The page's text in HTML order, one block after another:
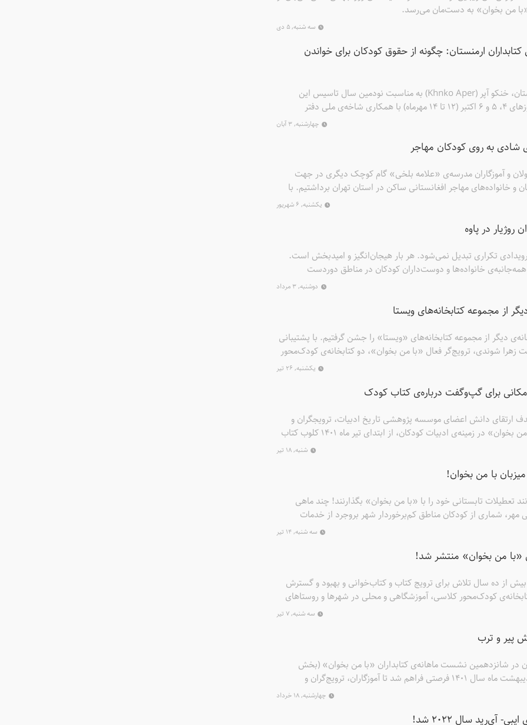
«با من بخوان» به دست‌مان می‌رسد.
سه شنبه, ۵ دی
کتابداران ارمنستان: چگونه از حقوق کودکان برای خواندن
کتابخانه‌ی ملی کودکان ارمنستان، خنکو آپر (Khnko Aper) به مناسبت نودمین سال تاسیس این
کتابخانه در شهر ایروان در روزهای 4، 5 و 6 اکتبر (12 تا 14 مهرماه) با همکاری شاخه‌ی ملی دفتر
بین‌المللی کتاب برای نسل جوان (IBBY Armenia) با دعوت از زهره قایینی، مدیر موسسه پژوهشی
برگزار کرد.
چهارشنبه, ۳ آبان
شادی به روی کودکان مهاجر
و آموزگاران مدرسه‌ی «علامه بلخی» گام کوچک دیگری در جهت
و خانواده‌های مهاجر افغانستانی ساکن در استان تهران برداشتیم. با
«با من بخوان» در این مرکز آموزشی، اینک کودکان منطقه در
یکشنبه, ۶ شهریور
روژیار در پاوه
رویدادی تکراری تبدیل نمی‌شود. هر بار هیجان‌انگیز و امیدبخش است.
همه‌جانبه‌ی خانواده‌ها و دوست‌داران کودکان در مناطق دوردست‌
در یکی از محلات شهر پاوه در استان کرمانشاه، جدیدترین
کرده ‌است. کتابخانه‌ای که پنجره‌اش رو به چشم‌انداز بی‌بدیل
دوشنبه, ۳ مرداد
از مجموعه کتابخانه‌‌های ویستا
کتابخانه‌ی دیگر از مجموعه‌ کتابخانه‌های «ویستا» را جشن گرفتیم. با پشتیبانی
زهرا شوندی، ترویج‌گر فعال «با من بخوان»، دو کتابخانه‌‌ی کودک‌محور
شهر قم و دیگری در کانکسی در حیاط مدرسه‌ای در شهر سلفچگان،
یکشنبه, ۲۶ تیر
برای گپ‌وگفت درباره‌ی کتاب کودک
ارتقای دانش اعضای موسسه پژوهشی تاریخ ادبیات، ترویجگران و
کتابداران فعال و پرتلاش «با من بخوان» در زمینه‌ی ادبیات کودکان، از ابتدای تیر ماه 1401 کلوب کتاب
شنبه, ۱۸ تیر
با من بخوان!
تعطیلات تابستانی خود را با «با من بخوان» بگذارنند! چند ماهی
شماری از کودکان مناطق کم‌برخوردار شهر بروجرد از خدمات
برنامه‌ی «با من بخوان» بهره‌مند شده‌اند. این مرکز که کار خود را از سال 1400 در یکی از محله‌های
راه‌اندازی کتابخانه‌ی محلی کوچکی بر پایه‌ی روش‌های ترویجی «با من
سه شنبه, ۱۴ تیر
«با من بخوان» منتشر شد!
از ده سال تلاش برای ترویج کتاب و کتاب‌‌خوانی و بهبود و گسترش
کودک‌محور کلاسی، آموزشگاهی و محلی در شهرها و روستاهای
کتابخانه‌ی «با من بخوان» فرصتی است برای کودکان تا مکانی
پیوند با کتاب تشویق می‌کنند. کتابخانه‌‌ی «با من بخوان» مکانی است
پایگاهی برای گسترش برنامه‌های کتابخوانی در آموزشگاه‌های
و کتاب‌خوانی در منطقه است.
سه شنبه, ۷ تیر
پیر و ترب
در شانزدهمین نشست ماهانه‌ی کتابداران «با من بخوان» (بخش
نخست) در روزهای پایانی اردیبهشت ماه سال 1401 فرصتی فراهم شد تا آموزگاران، ترویج‌گران و
دیگر در فضای مجازی دور هم جمع شوند و با تاریخ ادبیات کودکان ایران
چهارشنبه, ۱۸ خرداد
آی‌رید سال 2022 شد!